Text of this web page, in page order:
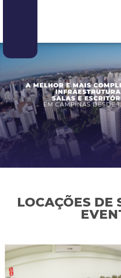
LOCAÇÕES DE